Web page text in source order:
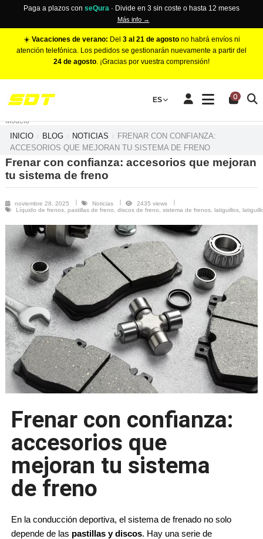
Paga a plazos con seQura · Divide en 3 sin coste o hasta 12 meses
Más info →
☀️ Vacaciones de verano: Del 3 al 21 de agostono habrá envíos ni
atención telefónica. Los pedidos se gestionarán nuevamente a partir del
24 de agosto. ¡Gracias por vuestra comprensión!
ES 0
Make
Modelo
INICIO BLOG NOTICIAS
FRENAR CON CONFIANZA:
ACCESORIOS QUE MEJORAN TU SISTEMA DE FRENO
Frenar con confianza: accesorios que mejoran
tu sistema de freno
noviembre 28, 2025 Noticias
2435 views
Líquido de frenos, pastillas de freno, discos de freno, sistema de frenos, latiguillos,
Frenar con confianza:
accesorios que
mejoran tu sistema
de freno
En la conducción deportiva, el sistema de frenado no solo
depende de las pastillas y discos. Hay una serie de